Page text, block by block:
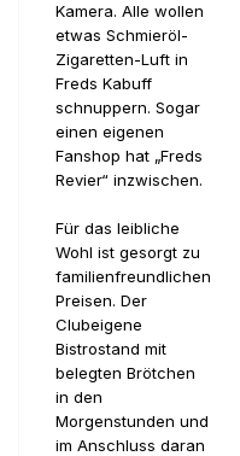
Kamera. Alle wollen
etwas Schmieröl-
Zigaretten-Luft in
Freds Kabuff
schnuppern. Sogar
einen eigenen
Fanshop hat „Freds
Revier“ inzwischen.
Für das leibliche
Wohl ist gesorgt zu
familienfreundlichen
Preisen. Der
Clubeigene
Bistrostand mit
belegten Brötchen
in den
Morgenstunden und
im Anschluss daran